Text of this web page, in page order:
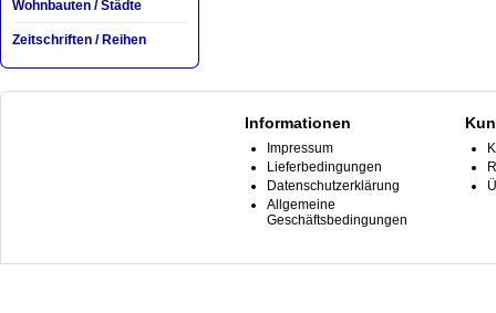
Wohnbauten / Städte
Zeitschriften / Reihen
Informationen
Impressum
Lieferbedingungen
Datenschutzerklärung
Allgemeine
Geschäftsbedingungen